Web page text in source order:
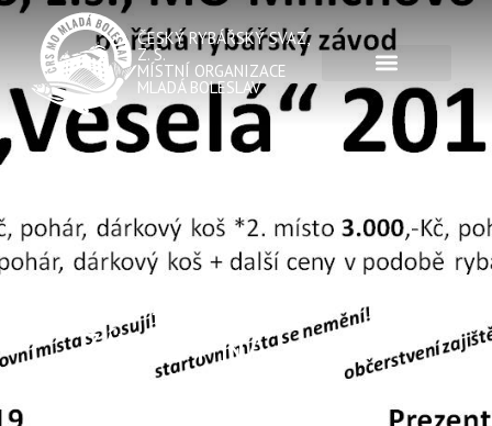
ČESKÝ RYBÁŘSKÝ SVAZ,
Z. S.
MÍSTNÍ ORGANIZACE
MLADÁ BOLESLAV
RYBÁŘSKÉ
ZÁVODY NA
VESELÉ